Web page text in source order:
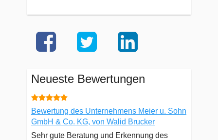
Neueste Bewertungen
Bewertung des Unternehmens Meier u. Sohn
GmbH & Co. KG, von Walid Brucker
Sehr gute Beratung und Erkennung des